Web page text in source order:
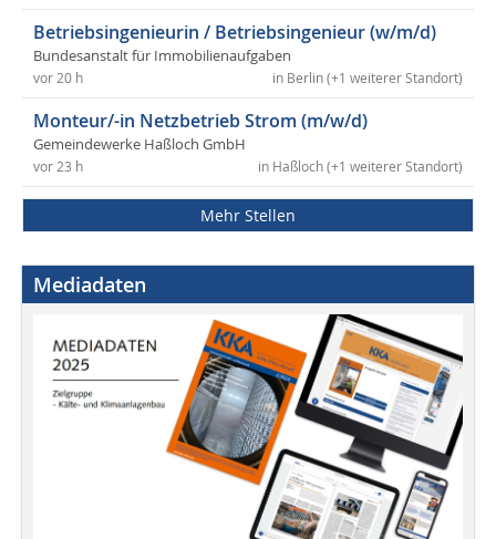
Betriebsingenieurin / Betriebsingenieur (w/m/d)
Bundesanstalt für Immobilienaufgaben
in Berlin (+1 weiterer Standort)
vor 20 h
Monteur/-in Netzbetrieb Strom (m/w/d)
Gemeindewerke Haßloch GmbH
in Haßloch (+1 weiterer Standort)
vor 23 h
Mehr Stellen
Mediadaten